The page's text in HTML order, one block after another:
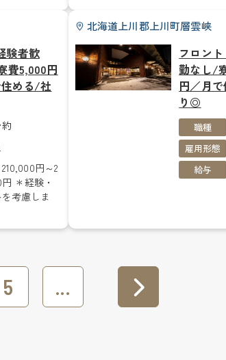
験者歓
費5,000円
める/社
円～2
＊経験・
考慮しま
北海道上川郡上川町層雲峡
フロン
勤なし/
円／月
り◎
職種
雇用形態
給与
5 ...